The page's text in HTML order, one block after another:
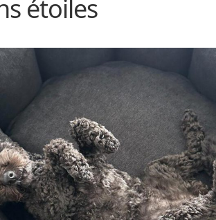
étoiles